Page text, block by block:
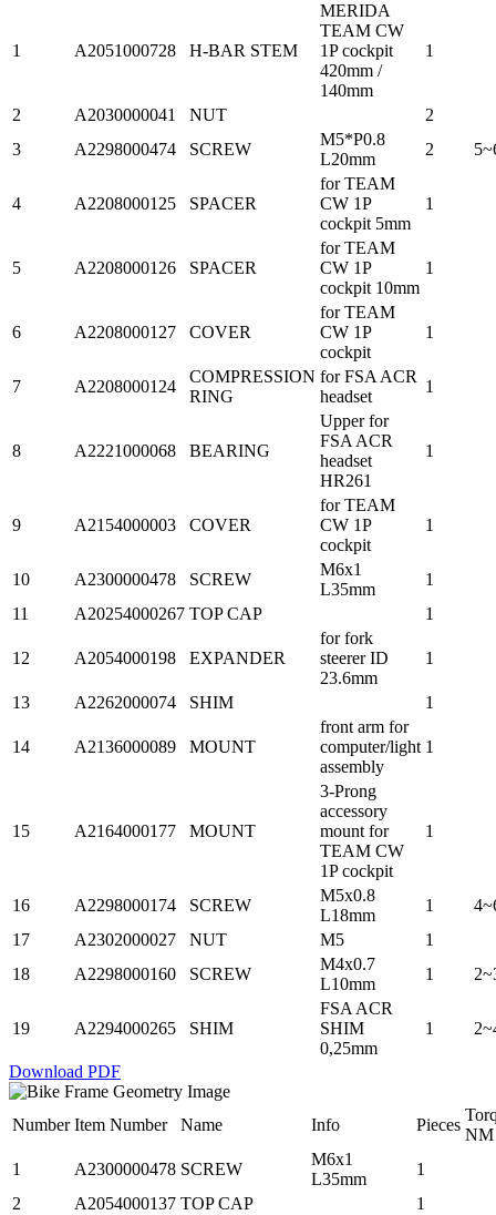
1 A2051000728 H-BAR STEM
MERIDA
TEAM CW
1P cockpit
420mm /
140mm
1
2 A2030000041 NUT
2
3
A2298000474 SCREW
M5*P0.8
L20mm
2
4 A2208000125 SPACER
for TEAM
CW 1P
cockpit 5mm
1
5 A2208000126 SPACER
for TEAM
CW 1P
cockpit 10mm
1
6 A2208000127 COVER
for TEAM
CW 1P
cockpit
1
7 A2208000124
COMPRESSION
RING
for FSA ACR
headset
1
8 A2221000068 BEARING
Upper for
FSA ACR
headset
HR261
1
9 A2154000003 COVER
for TEAM
CW 1P
cockpit
1
10 A2300000478 SCREW
M6x1
L35mm
1
11
A20254000267 TOP CAP 1
12 A2054000198 EXPANDER
for fork
steerer ID
23.6mm
1
13 A2262000074 SHIM 1
14 A2136000089 MOUNT
front arm for
computer/light
assembly
1
15 A2164000177 MOUNT
3-Prong
accessory
mount for
TEAM CW
1P cockpit
1
16 A2298000174 SCREW
M5x0.8
L18mm
1
17
A2302000027 NUT M5
1
18
A2298000160 SCREW
M4x0.7
L10mm
1
19 A2294000265 SHIM
FSA ACR
SHIM
0,25mm
1
Download PDF
Number Item Number Name Info Pieces
NM
1
A2300000478 SCREW
M6x1
L35mm
1
2
A2054000137 TOP CAP 1